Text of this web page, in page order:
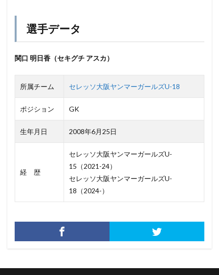
選手データ
関口 明日香（セキグチ アスカ）
所属チーム セレッソ大阪ヤンマーガールズU-18
ポジション GK
生年月日 2008年6月25日
経 歴
セレッソ大阪ヤンマーガールズU-
15（2021-24）
セレッソ大阪ヤンマーガールズU-
18（2024-）